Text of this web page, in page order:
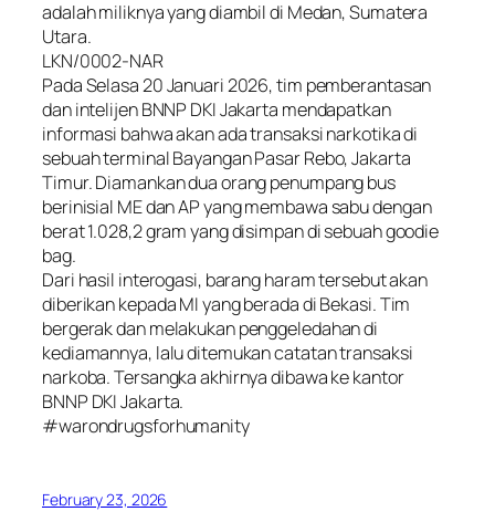
adalah miliknya yang diambil di Medan, Sumatera
Utara.
LKN/0002-NAR
Pada Selasa 20 Januari 2026, tim pemberantasan
dan intelijen BNNP DKI Jakarta mendapatkan
informasi bahwa akan ada transaksi narkotika di
sebuah terminal Bayangan Pasar Rebo, Jakarta
Timur. Diamankan dua orang penumpang bus
berinisial ME dan AP yang membawa sabu dengan
berat 1.028,2 gram yang disimpan di sebuah goodie
bag.
Dari hasil interogasi, barang haram tersebut akan
diberikan kepada MI yang berada di Bekasi. Tim
bergerak dan melakukan penggeledahan di
kediamannya, lalu ditemukan catatan transaksi
narkoba. Tersangka akhirnya dibawa ke kantor
BNNP DKI Jakarta.
#warondrugsforhumanity
February 23, 2026